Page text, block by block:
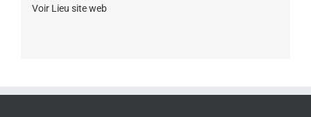
Voir Lieu site web